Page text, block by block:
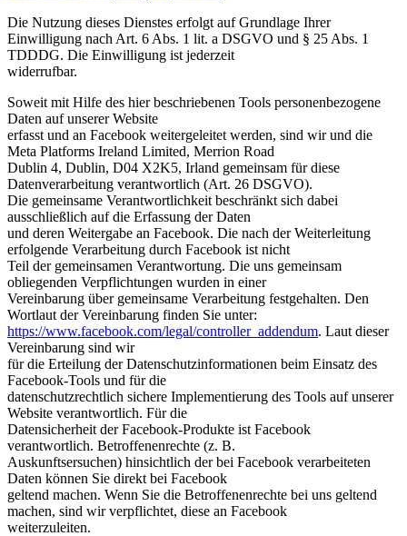
Die Nutzung dieses Dienstes erfolgt auf Grundlage Ihrer
Einwilligung nach Art. 6 Abs. 1 lit. a DSGVO und § 25 Abs. 1
TDDDG. Die Einwilligung ist jederzeit
widerrufbar.
Soweit mit Hilfe des hier beschriebenen Tools personenbezogene
Daten auf unserer Website
erfasst und an Facebook weitergeleitet werden, sind wir und die
Meta Platforms Ireland Limited, Merrion Road
Dublin 4, Dublin, D04 X2K5, Irland gemeinsam für diese
Datenverarbeitung verantwortlich (Art. 26 DSGVO).
Die gemeinsame Verantwortlichkeit beschränkt sich dabei
ausschließlich auf die Erfassung der Daten
und deren Weitergabe an Facebook. Die nach der Weiterleitung
erfolgende Verarbeitung durch Facebook ist nicht
Teil der gemeinsamen Verantwortung. Die uns gemeinsam
obliegenden Verpflichtungen wurden in einer
Vereinbarung über gemeinsame Verarbeitung festgehalten. Den
Wortlaut der Vereinbarung finden Sie unter:
https://www.facebook.com/legal/controller_addendum. Laut dieser
Vereinbarung sind wir
für die Erteilung der Datenschutzinformationen beim Einsatz des
Facebook-Tools und für die
datenschutzrechtlich sichere Implementierung des Tools auf unserer
Website verantwortlich. Für die
Datensicherheit der Facebook-Produkte ist Facebook
verantwortlich. Betroffenenrechte (z. B.
Auskunftsersuchen) hinsichtlich der bei Facebook verarbeiteten
Daten können Sie direkt bei Facebook
geltend machen. Wenn Sie die Betroffenenrechte bei uns geltend
machen, sind wir verpflichtet, diese an Facebook
weiterzuleiten.